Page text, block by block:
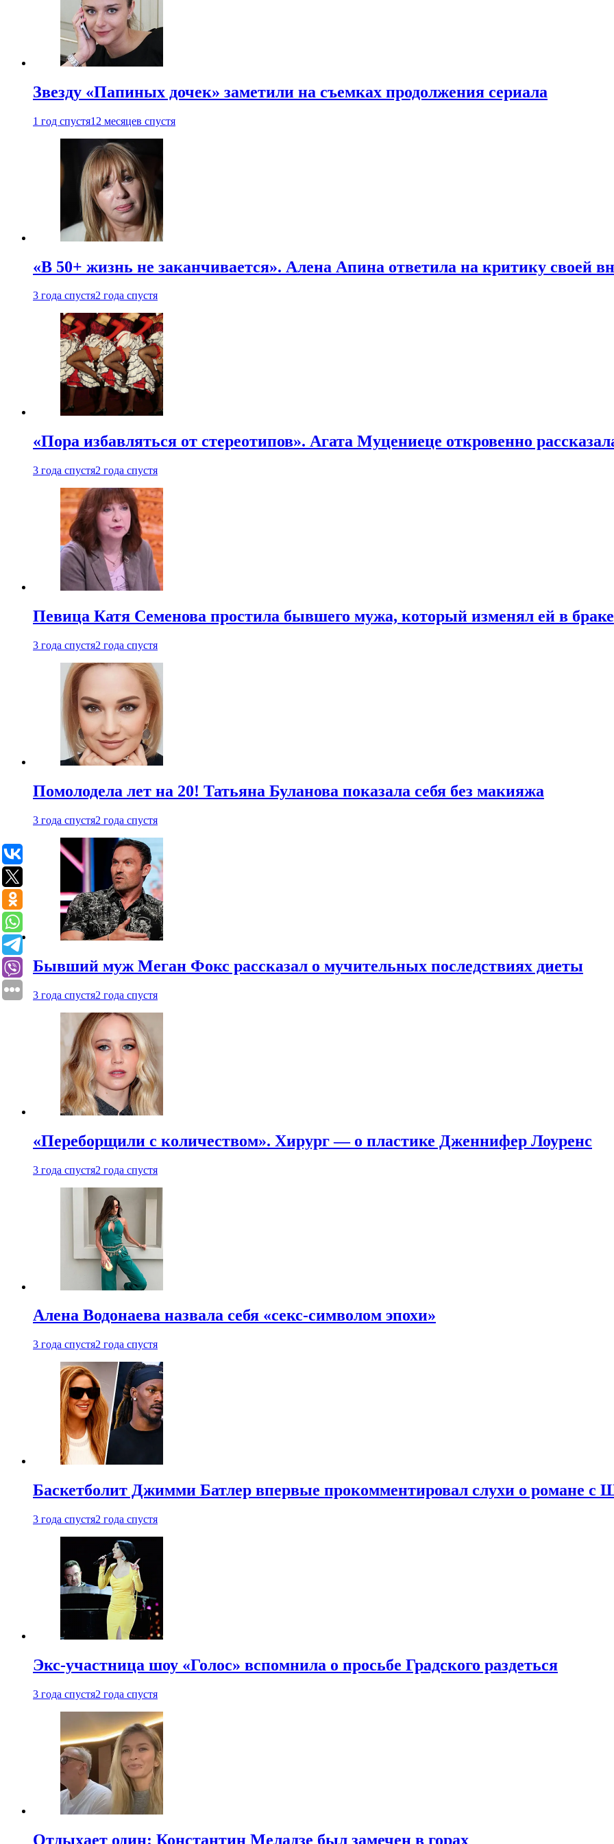
Звезду «Папиных дочек» заметили на съемках продолжения сериала
1 год спустя12 месяцев спустя
«В 50+ жизнь не заканчивается». Алена Апина ответила на критику своей
3 года спустя2 года спустя
«Пора избавляться от стереотипов». Агата Муцениеце откровенно
3 года спустя2 года спустя
Певица Катя Семенова простила бывшего мужа, который изменял ей в браке
3 года спустя2 года спустя
Помолодела лет на 20! Татьяна Буланова показала себя без макияжа
3 года спустя2 года спустя
Бывший муж Меган Фокс рассказал о мучительных последствиях диеты
3 года спустя2 года спустя
«Переборщили с количеством». Хирург — о пластике Дженнифер Лоуренс
3 года спустя2 года спустя
Алена Водонаева назвала себя «секс-символом эпохи»
3 года спустя2 года спустя
Баскетболит Джимми Батлер впервые прокомментировал слухи о романе с
3 года спустя2 года спустя
Экс-участница шоу «Голос» вспомнила о просьбе Градского раздеться
3 года спустя2 года спустя
Отдыхает один: Константин Меладзе был замечен в горах